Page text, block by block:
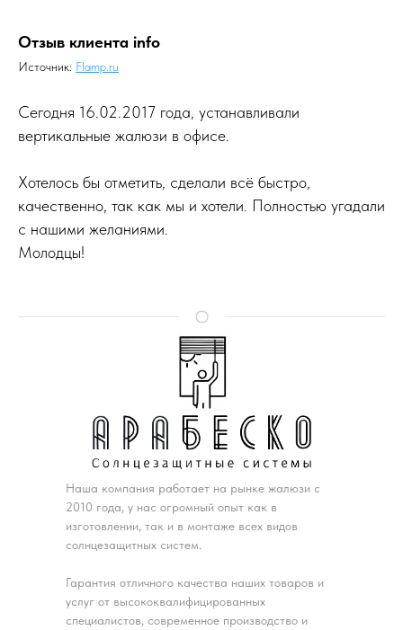
Отзыв клиента info
Источник: Flamp.ru
Сегодня 16.02.2017 года, устанавливали
вертикальные жалюзи в офисе.
Хотелось бы отметить, сделали всё быстро,
качественно, так как мы и хотели. Полностью угадали
с нашими желаниями.
Молодцы!
Наша компания работает на рынке жалюзи с
2010 года, у нас огромный опыт как в
изготовлении, так и в монтаже всех видов
солнцезащитных систем.
Гарантия отличного качества наших товаров и
услуг от высококвалифицированных
специалистов, современное производство и